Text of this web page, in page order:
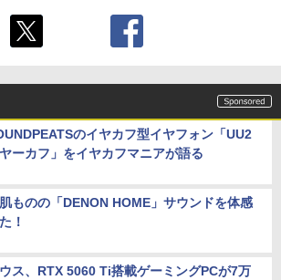
のイヤカフ型イヤフォン「UU2
ーカフ」をイヤカフマニアが語る
ものの「DENON HOME」サウンドを体感
！
ス、RTX 5060 Ti搭載ゲーミングPCが7万